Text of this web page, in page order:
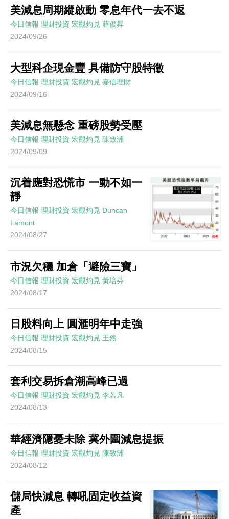
美減息周期縱啟動 零息年代一去不返
今日信報 理財投資 宏觀灼見 薛俊昇
2024/09/26
大型科企現金豐 具備防守股特徵
今日信報 理財投資 宏觀灼見 嘉信理財
2024/09/16
美減息無懸念 重磅股勢受壓
今日信報 理財投資 宏觀灼見 陳致洲
2024/09/09
沉着應對恐慌市 一動不如一
靜
今日信報 理財投資 宏觀灼見 Duncan
Lamont
2024/08/27
市況欠穩 加倉「避險三寶」
今日信報 理財投資 宏觀灼見 黃培芬
2024/08/17
日股料向上 圓滙明年中走強
今日信報 理財投資 宏觀灼見 王然
2024/08/15
套利交易拆倉潮高峰已過
今日信報 理財投資 宏觀灼見 李若凡
2024/08/13
華經濟隱憂未除 冀外圍減息提振
今日信報 理財投資 宏觀灼見 陳致洲
2024/08/12
儲局快減息 轉吼固定收益資
產